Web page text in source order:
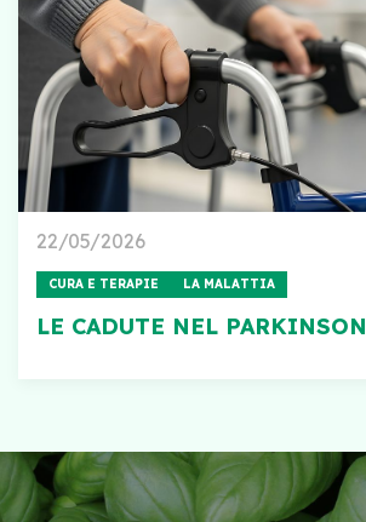
22/05/2026
CURA E TERAPIE LA MALATTIA
LE CADUTE NEL PARKINSON